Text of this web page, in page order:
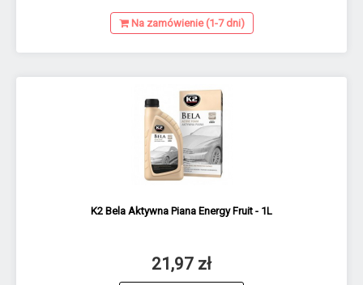
Na zamówienie (1-7 dni)
K2 Bela Aktywna Piana Energy Fruit - 1L
21,97 zł